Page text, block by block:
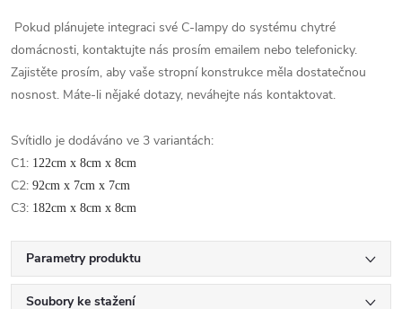
Pokud plánujete integraci své C-lampy do systému chytré
domácnosti, kontaktujte nás prosím emailem nebo telefonicky.
Zajistěte prosím, aby vaše stropní konstrukce měla dostatečnou
nosnost. Máte-li nějaké dotazy, neváhejte nás kontaktovat.
Svítidlo je dodáváno ve 3 variantách:
C1: 122cm x 8cm x 8cm
C2: 92cm x 7cm x 7cm
C3: 182cm x 8cm x 8cm
Parametry produktu
Soubory ke stažení